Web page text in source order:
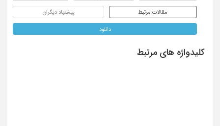
مقالات مرتبط پیشنهاد دیگران
دانلود
کلیدواژه های مرتبط